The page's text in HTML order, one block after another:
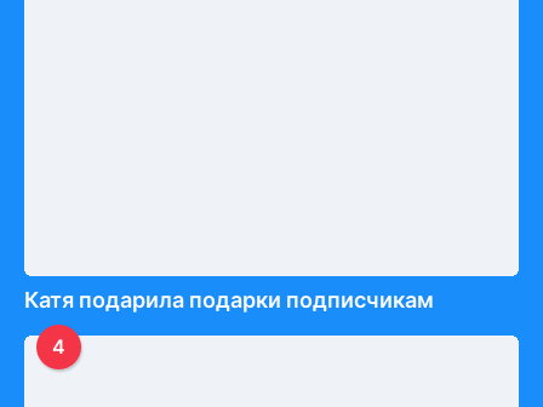
Катя подарила подарки подписчикам
4